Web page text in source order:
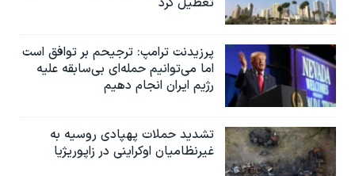
پرزیدنت ترامپ: ترجیحم بر توافق است
اما می‌توانیم حمله‌ای بی‌سابقه علیه
رژیم ایران انجام دهیم
تشدید حملات پهپادی روسیه به
غیرنظامیان اوکراینی در زاپوریژیا